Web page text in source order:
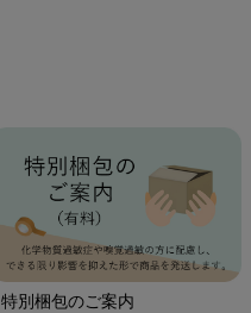
特別梱包のご案内